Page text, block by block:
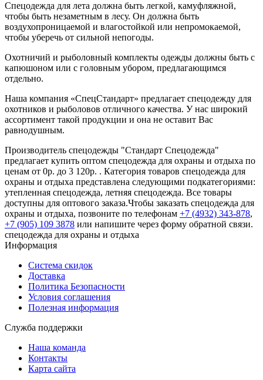
Спецодежда для лета должна быть легкой, камуфляжной,
чтобы быть незаметным в лесу. Он должна быть
воздухопроницаемой и влагостойкой или непромокаемой,
чтобы уберечь от сильной непогоды.
Охотничий и рыболовный комплекты одежды должны быть с
капюшоном или с головным убором, предлагающимся
отдельно.
Наша компания «СпецСтандарт» предлагает спецодежду для
охотников и рыболовов отличного качества. У нас широкий
ассортимент такой продукции и она не оставит Вас
равнодушным.
Производитель спецодежды "Стандарт Спецодежда"
предлагает купить оптом спецодежда для охраны и отдыха по
ценам от 0р. до 3 120р. . Категория товаров спецодежда для
охраны и отдыха представлена следующими подкатегориями:
утепленная спецодежда, летняя спецодежда. Все товары
доступны для оптового заказа.Чтобы заказать спецодежда для
охраны и отдыха, позвоните по телефонам +7 (4932) 343-878,
+7 (905) 109 3878 или напишите через форму обратной связи.
спецодежда для охраны и отдыха
Информация
Система скидок
Доставка
Политика Безопасности
Условия соглашения
Полезная информация
Служба поддержки
Наша команда
Контакты
Карта сайта